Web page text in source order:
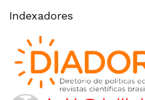
Indexadores